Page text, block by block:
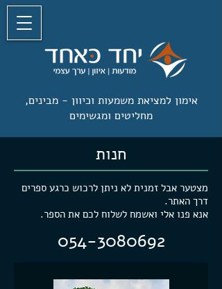
אימון למציאת משמעות וכיוון -מבינים,
מחליטים ומגשימים
חנות
מצטער אבל זמנית לא ניתן לרכוש כרגע ספרים
דרך האתר.
אנא פנו אלי ואשמח לשלוח לכם את הספר.
054-3080692